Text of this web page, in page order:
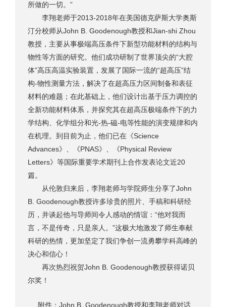
所做的一切。”
李翔老师于2013-2018年在美国德克萨斯大学奥斯
汀分校师从John B. Goodenough教授和Jian-shi Zhou
教授，主要从事极端高压条件下新型功能材料的结构与
物性等方面的研究。他们成功研制了世界顶尖的“大腔
体”高压高温实验装置，发展了国际一流的“超高压”结
构-物性测量方法，解决了在超高压力区间制备和表征
材料的难题；在此基础上，他们设计出基于压力调控的
全新功能材料体系，并探究其在超高压极端条件下的力
学结构、化学组分和光-热-磁-电等性能的演变规律和内
在机理。到目前为止，他们已在《Science
Advances》、《PNAS》、《Physical Review
Letters》等国际重要学术期刊上合作发表论文近20
篇。
从伦敦归来后，李翔老师与学院师生分享了John
B. Goodenough教授许多珍贵的照片、手稿和科研经
历，并谈起他与导师间令人感动的情谊：“他对我而
言，不是传奇，只是亲人。”这极大地激发了师生奉献
科研的热情，更加坚定了我们争创一流勇攀学科高峰的
决心和信心！
再次热烈祝贺John B. Goodenough教授获得诺贝
尔奖！
附件：John B. Goodenough教授和李翔老师对话